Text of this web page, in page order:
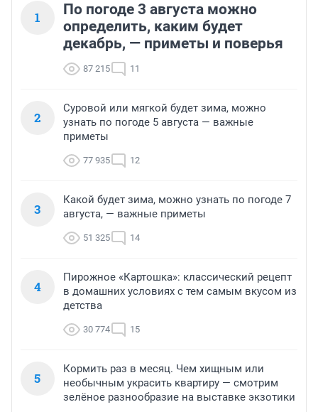
1
По погоде 3 августа можно
определить, каким будет
декабрь, — приметы и поверья
87 215 11
2
Суровой или мягкой будет зима, можно
узнать по погоде 5 августа — важные
приметы
77 935 12
3
Какой будет зима, можно узнать по погоде 7
августа, — важные приметы
51 325 14
4
Пирожное «Картошка»: классический рецепт
в домашних условиях с тем самым вкусом из
детства
30 774 15
5
Кормить раз в месяц. Чем хищным или
необычным украсить квартиру — смотрим
зелёное разнообразие на выставке экзотики